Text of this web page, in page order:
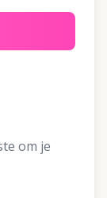
om je